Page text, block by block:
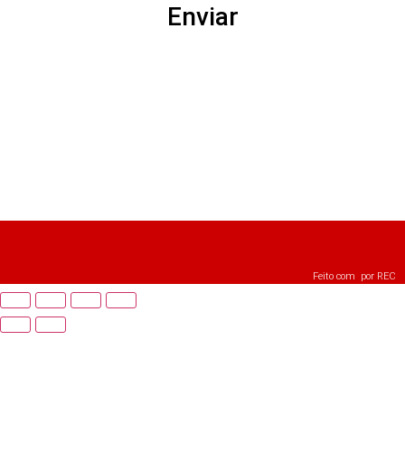
Enviar
Feito com por REC